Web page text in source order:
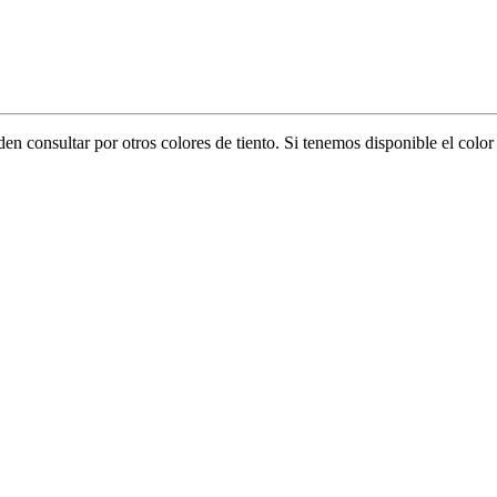
consultar por otros colores de tiento. Si tenemos disponible el